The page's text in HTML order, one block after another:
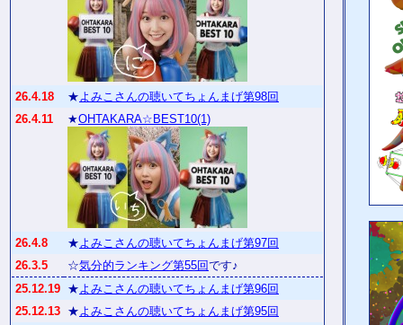
26.4.18 ★よみこさんの聴いてちょんまげ第98回
26.4.11
★OHTAKARA☆BEST10(1)
26.4.8 ★よみこさんの聴いてちょんまげ第97回
26.3.5
☆気分的ランキング第55回です♪
25.12.19 ★よみこさんの聴いてちょんまげ第96回
25.12.13 ★よみこさんの聴いてちょんまげ第95回